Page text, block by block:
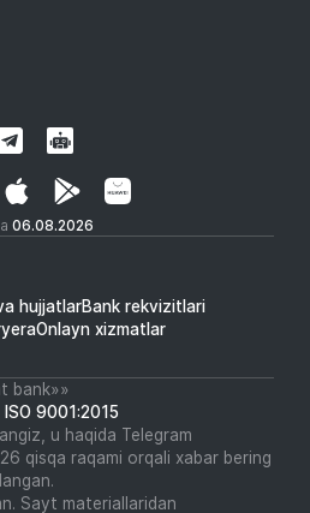
06.08.2026
hujjatlarBank rekvizitlari
Onlayn xizmatlar
bank»»
9001:2015
u haqida Telegram
qisqa raqami orqali xabar bering
Sayt materiallaridan